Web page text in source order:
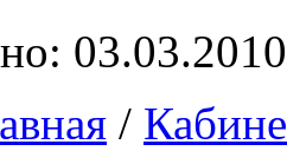
03.03.2010
/